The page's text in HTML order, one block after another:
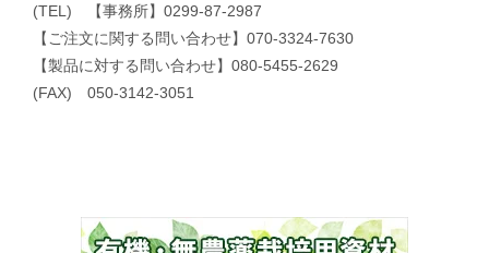
(TEL) 【事務所】0299-87-2987
【ご注文に関する問い合わせ】070-3324-7630
【製品に対する問い合わせ】080-5455-2629
(FAX) 050-3142-3051